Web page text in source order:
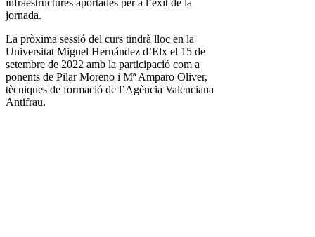
jornada.
La pròxima sessió del curs tindrà lloc en la
Universitat Miguel Hernández d’Elx el 15 de
setembre de 2022 amb la participació com a
ponents de Pilar Moreno i Mª Amparo Oliver,
tècniques de formació de l’Agència Valenciana
Antifrau.